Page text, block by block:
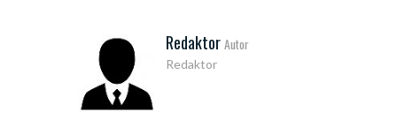
Redaktor Autor
Redaktor